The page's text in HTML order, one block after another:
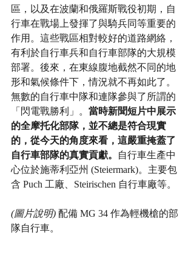
區，以及在波蘭和俄羅斯戰役初期，自
行車在戰場上發揮了與騎兵同等重要的
作用。這些戰區相對較好的道路網絡，
有利於自行車兵和自行車部隊的大規模
部署。後來，在東線腹地截然不同的地
形和氣候條件下，情況就不再如此了。
無數的自行車中隊和連隊參與了所謂的
「閃電戰勝利」。 當時新聞短片中展示
的全摩托化部隊，並不總是符合現實
的，從今天的角度來看，這嚴重掩蓋了
自行車部隊的真實貢獻。
自行車生產中
心位於施蒂利亞州 (Steiermark)。主要包
含 Puch 工廠、Steirischen 自行車廠等。
(圖片說明) 配備 MG 34 作為輕機槍的部
隊自行車。